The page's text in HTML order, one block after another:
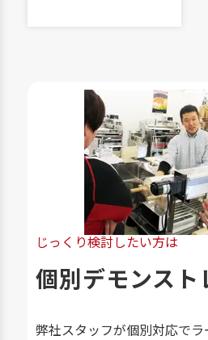
じっくり検討したい方は
個別デモンスト
弊社スタッフが個別対応でラ